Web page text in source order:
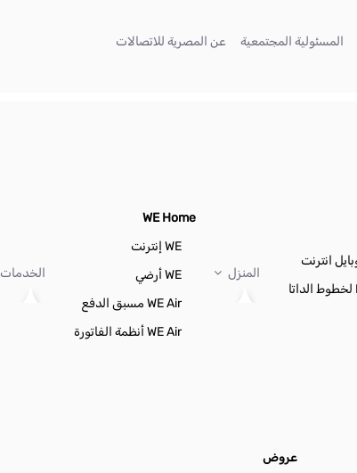
المسئولية المجتمعية
(current) عن المصرية للاتصالات
المنزل
WE Home
WE إنترنت
WE أرضي
WE Air مسبق الدفع
WE Air أنظمة الفاتورة
الخدمات
عروض